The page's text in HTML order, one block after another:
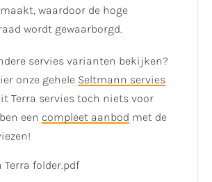
waardoor de hoge
wordt gewaarborgd.
servies varianten bekijken?
onze gehele Seltmann servies
Terra servies toch niets voor
een compleet aanbod met de
Terra folder.pdf